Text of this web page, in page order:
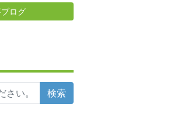
ブログ
検索